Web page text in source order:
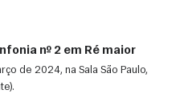
nº 2 em Ré maior
de 2024, na Sala São Paulo,